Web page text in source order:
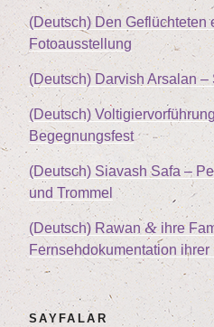
(Deutsch) Den Geflüch­te­ten
Fotoausstellung
(Deutsch) Dar­vish Arsalan
(Deutsch)
Begegnungsfest
(Deutsch) Sia­vash Safa –
und Trommel
(Deutsch) Rawan&ihre
Fern­seh­do­ku­men­ta­ti­on ihrer
SAY­FA­LAR